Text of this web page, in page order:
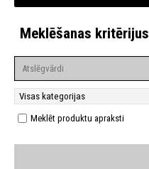
Meklēšanas kritērijus
Meklēt produktu apraksti